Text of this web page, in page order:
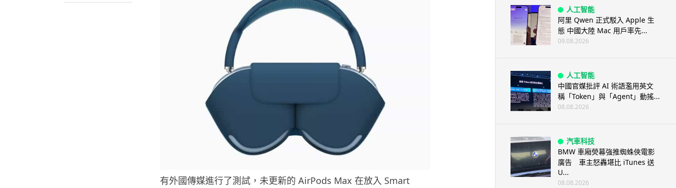
有外國傳媒進行了測試，未更新的 AirPods Max 在放入 Smart
人工智能
阿里 Qwen 正式駁入 Apple 生
態 中國大陸 Mac 用戶率先...
09.08.2026
人工智能
中國官媒批評 AI 術語濫用英文
稱「Token」與「Agent」動搖...
08.08.2026
汽車科技
BMW 車廂熒幕強推蜘蛛俠電影
廣告 車主怒轟堪比 iTunes 送
U...
08.08.2026